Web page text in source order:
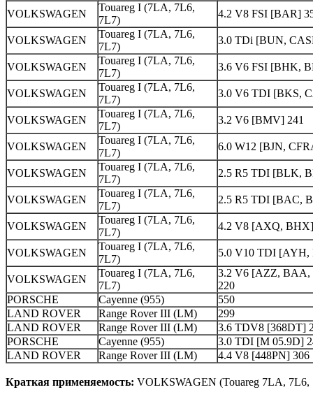
VOLKSWAGEN
Touareg I (7LA, 7L6,
7L7)
4.2 V8 FSI [BAR]
VOLKSWAGEN
Touareg I (7LA, 7L6,
7L7)
3.0 TDi [BUN,
VOLKSWAGEN
Touareg I (7LA, 7L6,
7L7)
3.6 V6 FSI [BHK,
VOLKSWAGEN
Touareg I (7LA, 7L6,
7L7)
3.0 V6 TDI [BKS,
VOLKSWAGEN
Touareg I (7LA, 7L6,
7L7)
3.2 V6 [BMV] 241
VOLKSWAGEN
Touareg I (7LA, 7L6,
7L7)
6.0 W12 [BJN,
VOLKSWAGEN
Touareg I (7LA, 7L6,
7L7)
2.5 R5 TDI [BLK,
VOLKSWAGEN
Touareg I (7LA, 7L6,
7L7)
2.5 R5 TDI [BAC,
VOLKSWAGEN
Touareg I (7LA, 7L6,
7L7)
4.2 V8 [AXQ,
VOLKSWAGEN
Touareg I (7LA, 7L6,
7L7)
5.0 V10 TDI [AYH,
VOLKSWAGEN
Touareg I (7LA, 7L6,
7L7)
3.2 V6 [AZZ, BAA,
220
PORSCHE
Cayenne (955)
550
LAND ROVER
Range Rover III (LM)
299
LAND ROVER
Range Rover III (LM)
3.6 TDV8 [368DT]
PORSCHE
Cayenne (955)
3.0 TDI [M 05.9D]
LAND ROVER
Range Rover III (LM) 4.4 V8 [448PN] 306
Краткая применяемость: VOLKSWAGEN (Touareg 7LA,